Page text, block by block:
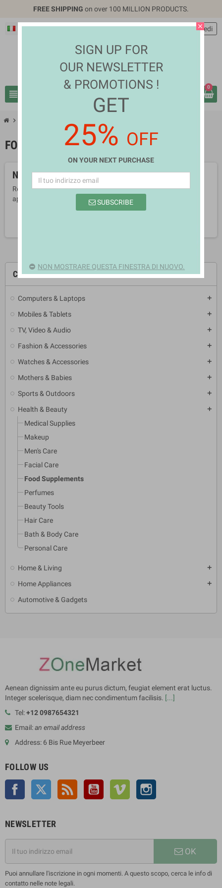
FREE SHIPPING on over 100 MILLION PRODUCTS.
Italiano EUR €
view_headline
personAccedi
0
chevron_right
CATEGORIE
Computers & Laptops add
Mobiles & Tablets add
TV, Video & Audio add
Fashion & Accessories add
Watches & Accessories add
Mothers & Babies add
Sports & Outdoors add
Health & Beauty add
Medical Supplies
Makeup
Men's Care
Facial Care
Food Supplements
Perfumes
Beauty Tools
Hair Care
Bath & Body Care
Personal Care
Home & Living add
Home Appliances add
Automotive & Gadgets
FOOD SUPPLEMENTS
Non ci sono ancora prodotti disponibili
Resta in contatto! Altri prodotti verranno mostrati qui non
appena saranno stati aggiunti.
Aenean dignissim ante eu purus dictum, feugiat element erat luctus.
Integer scelerisque, diam nec condimentum facilisis. [...]
Tel:+12 0987654321
Email:an email address
Address: 6 Bis Rue Meyerbeer
FOLLOW US
Facebook Twitter Rss YouTube Vimeo
NEWSLETTER
OK
Puoi annullare l'iscrizione in ogni momenti. A questo scopo, cerca le info di
contatto nelle note legali.
close
SIGN UP FOR
OUR NEWSLETTER
& PROMOTIONS !
GET
25% OFF
ON YOUR NEXT PURCHASE
SUBSCRIBE
NON MOSTRARE QUESTA FINESTRA DI NUOVO.